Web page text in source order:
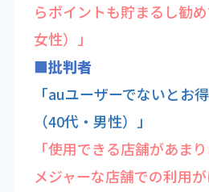
らポイントも貯まるし勧
女性）」
■批判者
「auユーザーでないとお
（40代・男性）」
「使用できる店舗があま
メジャーな店舗での利用